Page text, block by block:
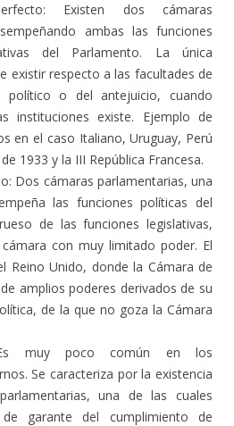
Existen dos cámaras
ambas las funciones
del Parlamento. La única
existir respecto a las facultades de
político o del antejuicio, cuando
instituciones existe. Ejemplo de
en el caso Italiano, Uruguay, Perú
1933 y la III República Francesa.
Dos cámaras parlamentarias, una
las funciones políticas del
de las funciones legislativas,
con muy limitado poder. El
Reino Unido, donde la Cámara de
amplios poderes derivados de su
de la que no goza la Cámara
Es muy poco común en los
Se caracteriza por la existencia
una de las cuales
garante del cumplimiento de